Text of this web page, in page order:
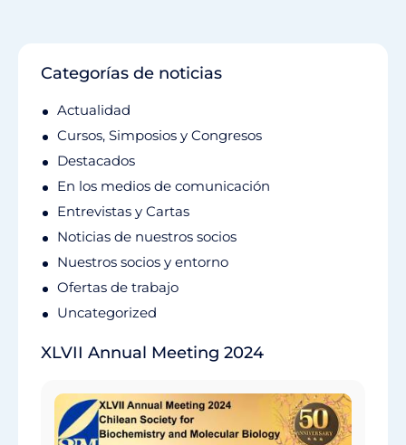
Categorías de noticias
Actualidad
Cursos, Simposios y Congresos
Destacados
En los medios de comunicación
Entrevistas y Cartas
Noticias de nuestros socios
Nuestros socios y entorno
Ofertas de trabajo
Uncategorized
XLVII Annual Meeting 2024